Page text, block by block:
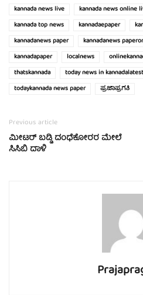
kannada news live
kannada news online
kannada top news
kannadaepaper
kannadanews paper
kannadanews
kannadapaper
localnews
thatskannada
today news in
todaykannada news paper
ಪ್ರಜಾಪ್ರಗತಿ
Previous article
ಮೀಟರ್ ಬಡ್ಡಿ ದಂಧೆಕೋರರ ಮೇಲೆ
ಸಿಸಿಬಿ ದಾಳಿ